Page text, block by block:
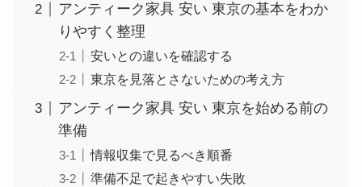
アンティーク家具 安い 東京の基本をわか
りやすく整理
安いとの違いを確認する
東京を見落とさないための考え方
アンティーク家具 安い 東京を始める前の
準備
情報収集で見るべき順番
準備不足で起きやすい失敗